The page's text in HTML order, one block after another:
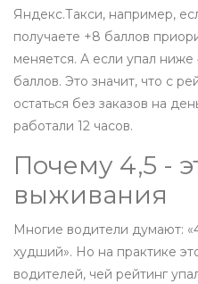
Яндекс.Такси, например,
получаете +8 баллов
меняется. А если упал ниже
баллов. Это значит, что с
остаться без заказов на
работали 12 часов.
Почему 4,5 -
выживания
Многие водители думают:
худший». Но на практике
водителей, чей рейтинг